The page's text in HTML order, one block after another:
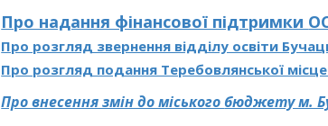
Про надання фінансової підтримки
Про розгляд звернення відділу освіти
Про розгляд подання Теребовлянської
Про внесення змін до міськогобюджету м.